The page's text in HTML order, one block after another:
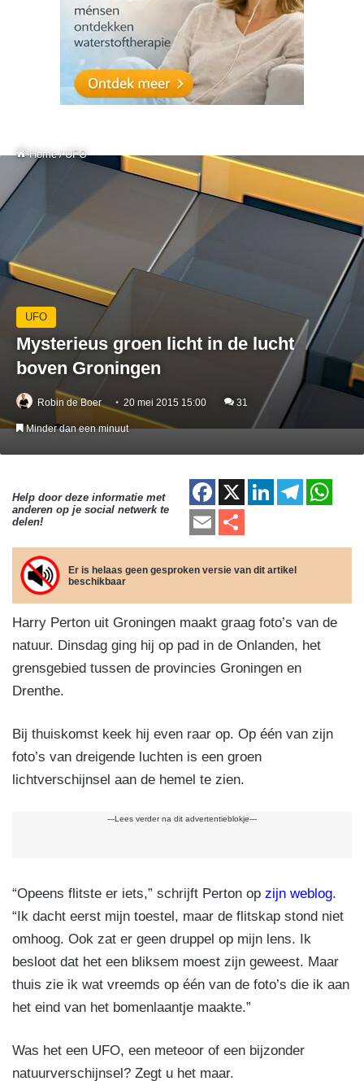
Home / UFO
UFO
Mysterieus groen licht in de lucht
boven Groningen
Robin de Boer 20 mei 2015 15:00 31
Minder dan een minuut
Help door deze informatie met
anderen op je social netwerk te
delen!
F
a
c
e
b
o
o
k
X
Li
k
e
dI
n
T
e
a
m
at
A
p
E
m
ail
el
e
n
Er is helaas geen gesproken versie van dit artikel
beschikbaar
Harry Perton uit Groningen maakt graag foto’s van de
natuur. Dinsdag ging hij op pad in de Onlanden, het
grensgebied tussen de provincies Groningen en
Drenthe.
Bij thuiskomst keek hij even raar op. Op één van zijn
foto’s van dreigende luchten is een groen
lichtverschijnsel aan de hemel te zien.
---Lees verder na dit advertentieblokje---
“Opeens flitste er iets,” schrijft Perton op zijn weblog.
“Ik dacht eerst mijn toestel, maar de flitskap stond niet
omhoog. Ook zat er geen druppel op mijn lens. Ik
besloot dat het een bliksem moest zijn geweest. Maar
thuis zie ik wat vreemds op één van de foto’s die ik aan
het eind van het bomenlaantje maakte.”
Was het een UFO, een meteoor of een bijzonder
natuurverschijnsel? Zegt u het maar.